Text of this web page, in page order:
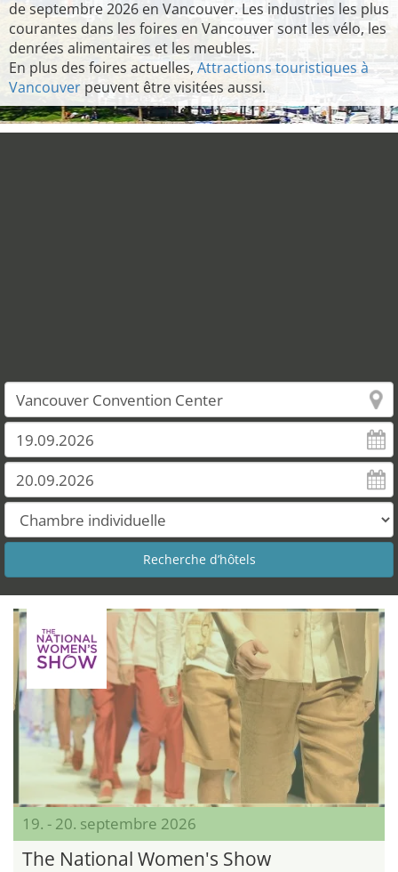
de septembre 2026 en Vancouver. Les industries les plus
courantes dans les foires en Vancouver sont les vélo, les
denrées alimentaires et les meubles.
En plus des foires actuelles, Attractions touristiques à
Vancouver peuvent être visitées aussi.
19. - 20. septembre 2026
The National Women's Show